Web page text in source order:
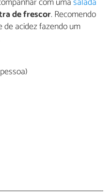
de frescor. Recomendo
acidez fazendo um